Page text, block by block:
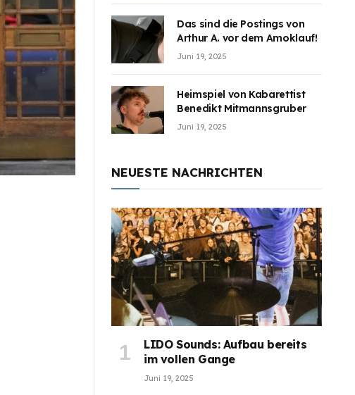
Das sind die Postings von
Arthur A. vor dem Amoklauf!
Juni 19, 2025
Heimspiel von Kabarettist
Benedikt Mitmannsgruber
Juni 19, 2025
NEUESTE NACHRICHTEN
LIDO Sounds: Aufbau bereits
im vollen Gange
Juni 19, 2025